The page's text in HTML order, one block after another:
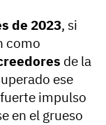
de 2023, si
como
de la
ese
impulso
en el grueso